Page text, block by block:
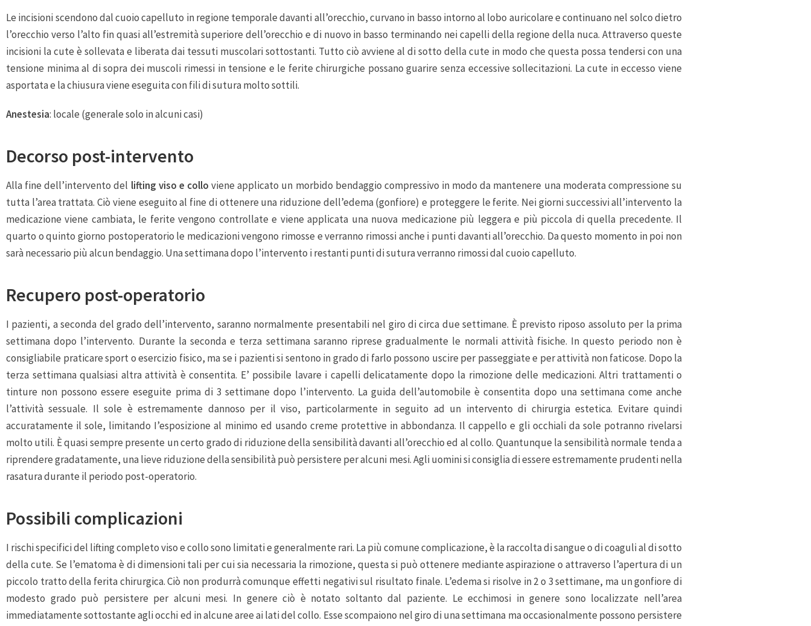
Le incisioni scendono dal cuoio capelluto in regione temporale davanti all’orecchio, curvano in basso intorno al lobo auricolare e continuano nel solco dietro
l’orecchio verso l’alto fin quasi all’estremità superiore dell’orecchio e di nuovo in basso terminando nei capelli della regione della nuca. Attraverso queste
incisioni la cute è sollevata e liberata dai tessuti muscolari sottostanti. Tutto ciò avviene al di sotto della cute in modo che questa possa tendersi con una
tensione minima al di sopra dei muscoli rimessi in tensione e le ferite chirurgiche possano guarire senza eccessive sollecitazioni. La cute in eccesso viene
asportata e la chiusura viene eseguita con fili di sutura molto sottili.
Anestesia: locale (generale solo in alcuni casi)
Decorso post-intervento
Alla fine dell’intervento del lifting viso e collo viene applicato un morbido bendaggio compressivo in modo da mantenere una moderata compressione su
tutta l’area trattata. Ciò viene eseguito al fine di ottenere una riduzione dell’edema (gonfiore) e proteggere le ferite. Nei giorni successivi all’intervento la
medicazione viene cambiata, le ferite vengono controllate e viene applicata una nuova medicazione più leggera e più piccola di quella precedente. Il
quarto o quinto giorno postoperatorio le medicazioni vengono rimosse e verranno rimossi anche i punti davanti all’orecchio. Da questo momento in poi non
sarà necessario più alcun bendaggio. Una settimana dopo l’intervento i restanti punti di sutura verranno rimossi dal cuoio capelluto.
Recupero post-operatorio
I pazienti, a seconda del grado dell’intervento, saranno normalmente presentabili nel giro di circa due settimane. È previsto riposo assoluto per la prima
settimana dopo l’intervento. Durante la seconda e terza settimana saranno riprese gradualmente le normali attività fisiche. In questo periodo non è
consigliabile praticare sport o esercizio fisico, ma se i pazienti si sentono in grado di farlo possono uscire per passeggiate e per attività non faticose. Dopo la
terza settimana qualsiasi altra attività è consentita. E’ possibile lavare i capelli delicatamente dopo la rimozione delle medicazioni. Altri trattamenti o
tinture non possono essere eseguite prima di 3 settimane dopo l’intervento. La guida dell’automobile è consentita dopo una settimana come anche
l’attività sessuale. Il sole è estremamente dannoso per il viso, particolarmente in seguito ad un intervento di chirurgia estetica. Evitare quindi
accuratamente il sole, limitando I’esposizione al minimo ed usando creme protettive in abbondanza. Il cappello e gli occhiali da sole potranno rivelarsi
molto utili. È quasi sempre presente un certo grado di riduzione della sensibilità davanti all’orecchio ed al collo. Quantunque la sensibilità normale tenda a
riprendere gradatamente, una lieve riduzione della sensibilità può persistere per alcuni mesi. Agli uomini si consiglia di essere estremamente prudenti nella
rasatura durante il periodo post-operatorio.
Possibili complicazioni
I rischi specifici del lifting completo viso e collo sono limitati e generalmente rari. La più comune complicazione, è la raccolta di sangue o di coaguli al di sotto
della cute. Se l’ematoma è di dimensioni tali per cui sia necessaria la rimozione, questa si può ottenere mediante aspirazione o attraverso l’apertura di un
piccolo tratto della ferita chirurgica. Ciò non produrrà comunque effetti negativi sul risultato finale. L’edema si risolve in 2 o 3 settimane, ma un gonfiore di
modesto grado può persistere per alcuni mesi. In genere ciò è notato soltanto dal paziente. Le ecchimosi in genere sono localizzate nell’area
immediatamente sottostante agli occhi ed in alcune aree ai lati del collo. Esse scompaiono nel giro di una settimana ma occasionalmente possono persistere